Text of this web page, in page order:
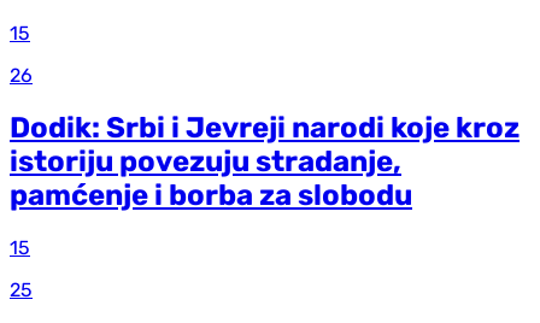
15
26
Dodik: Srbi i Jevreji narodi koje kroz
istoriju povezuju stradanje,
pamćenje i borba za slobodu
15
25